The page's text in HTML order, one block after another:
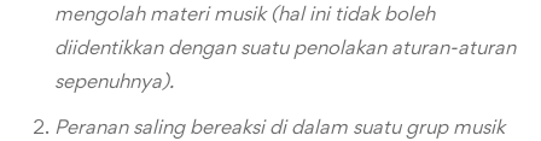
mengolah materi musik (hal ini tidak boleh
diidentikkan dengan suatu penolakan aturan-aturan
sepenuhnya).
Peranan saling bereaksi di dalam suatu grup musik